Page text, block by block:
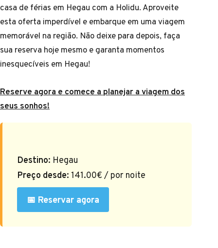
casa de férias em Hegau com a Holidu. Aproveite
esta oferta imperdível e embarque em uma viagem
memorável na região. Não deixe para depois, faça
sua reserva hoje mesmo e garanta momentos
inesquecíveis em Hegau!
Reserve agora e comece a planejar a viagem dos
seus sonhos!
Destino: Hegau
Preço desde:141.00€ / por noite
📅 Reservar agora